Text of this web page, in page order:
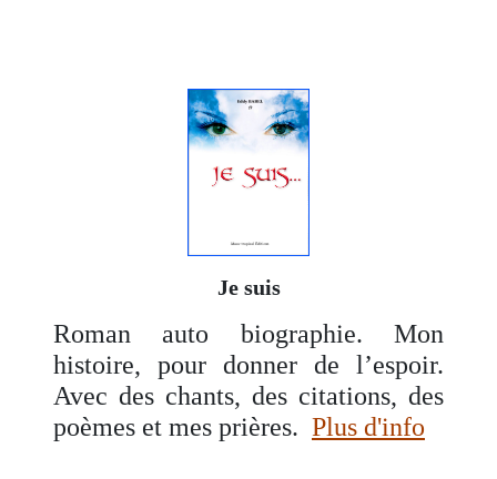
Je suis
Roman auto biographie. Mon
histoire, pour donner de l’espoir.
Avec des chants, des citations, des
poèmes et mes prières. Plus d'info